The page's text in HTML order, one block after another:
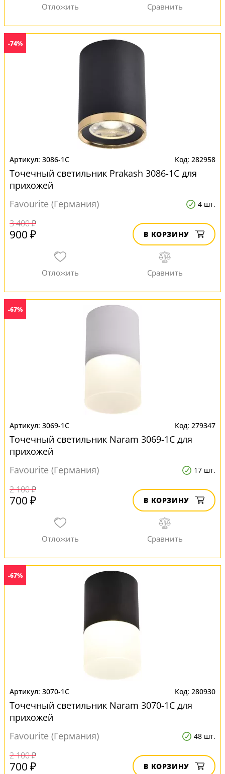
-74%
3086-1C 282958
Точечный светильник Prakash 3086-1C для
прихожей
Favourite (Германия)
4 шт.
3 400 ₽
900 ₽ В КОРЗИНУ
-67%
3069-1C 279347
Точечный светильник Naram 3069-1C для
прихожей
Favourite (Германия)
17 шт.
2 100 ₽
700 ₽ В КОРЗИНУ
-67%
3070-1C 280930
Точечный светильник Naram 3070-1C для
прихожей
Favourite (Германия)
48 шт.
2 100 ₽
700 ₽ В КОРЗИНУ